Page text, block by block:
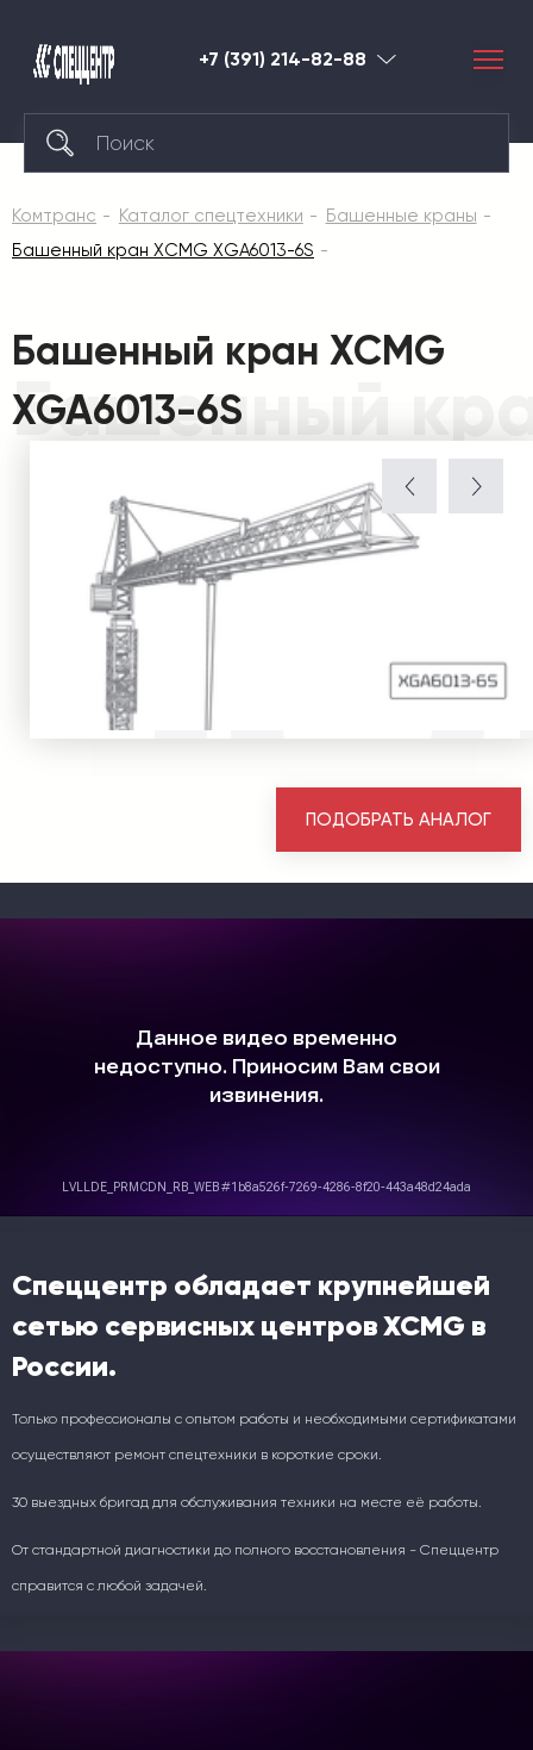
+7 (391) 214-82-88 Красноярск
Комтранс Каталог спецтехники
Башенные краны
Башенный кран XCMG XGA6013-6S
Башенный
Башенный кран XCMG
XGA6013-6S
ПОДОБРАТЬ АНАЛОГ
Спеццентр обладает крупнейшей
сетью сервисных центров XCMG в
России.
Только профессионалы с опытом работы и необходимыми сертификатами
осуществляют ремонт спецтехники в короткие сроки.
30 выездных бригад для обслуживания техники на месте её работы.
От стандартной диагностики до полного восстановления - Спеццентр
справится с любой задачей.